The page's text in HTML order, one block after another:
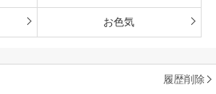
お色気
履歴削除